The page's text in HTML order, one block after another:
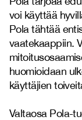
voi käyttää
Pola tähtää
vaatekaappiin.
huomioidaan
käyttäjien
Valtaosa Pola-